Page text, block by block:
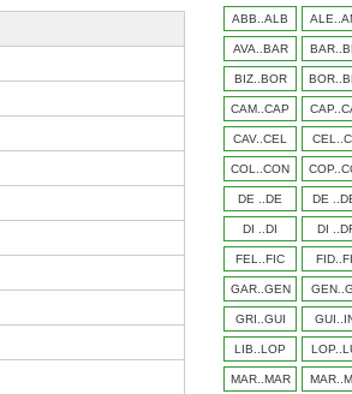
ABB..ALB
AVA..BAR
BIZ..BOR
CAM..CAP
CAV..CEL
COL..CON
DE ..DE DE
DI ..DI DI
FEL..FIC
GAR..GEN
GRI..GUI
LIB..LOP
MAR..MAR